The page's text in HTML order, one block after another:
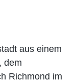
aus einem
dem
Richmond im